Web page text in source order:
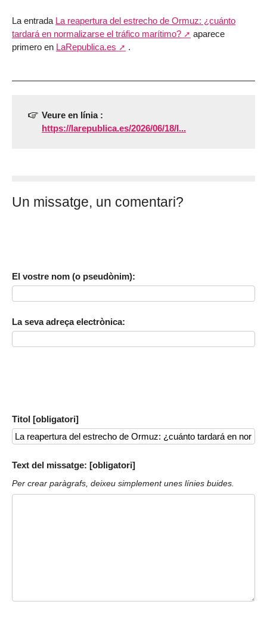
La entrada La reapertura del estrecho de Ormuz: ¿cuánto
tardará en normalizarse el tráfico marítimo?
aparece
primero en LaRepublica.es .
Veure en línia :
https://larepublica.es/2026/06/18/l...
Un missatge, un comentari?
El vostre nom (o pseudònim):
La seva adreça electrònica:
Titol [obligatori]
Text del missatge: [obligatori]
Per crear paràgrafs, deixeu simplement unes línies buides.